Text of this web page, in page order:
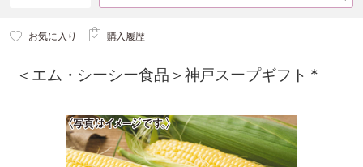
お気に入り 購入履歴
＜エム・シーシー食品＞神戸スープギフト *